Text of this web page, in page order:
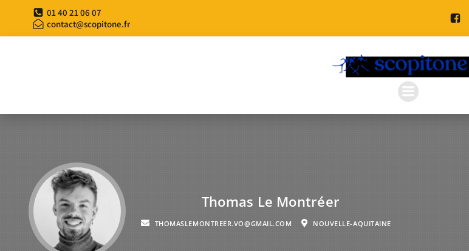
01 40 21 06 07
contact@scopitone.fr
Thomas Le Montréer
THOMASLEMONTREER.VO@GMAIL.COM NOUVELLE-AQUITAINE